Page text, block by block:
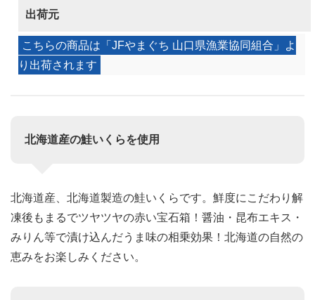
出荷元
こちらの商品は「JFやまぐち 山口県漁業協同組合」よ
り出荷されます
北海道産の鮭いくらを使用
北海道産、北海道製造の鮭いくらです。鮮度にこだわり解
凍後もまるでツヤツヤの赤い宝石箱！醤油・昆布エキス・
みりん等で漬け込んだうま味の相乗効果！北海道の自然の
恵みをお楽しみください。